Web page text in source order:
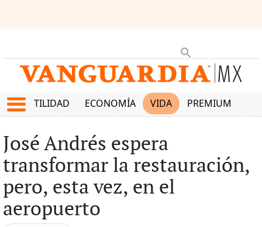
UTILIDAD ECONOMÍA VIDA PREMIUM
José Andrés espera
transformar la restauración,
pero, esta vez, en el
aeropuerto